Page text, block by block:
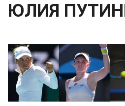
ЮЛИЯ